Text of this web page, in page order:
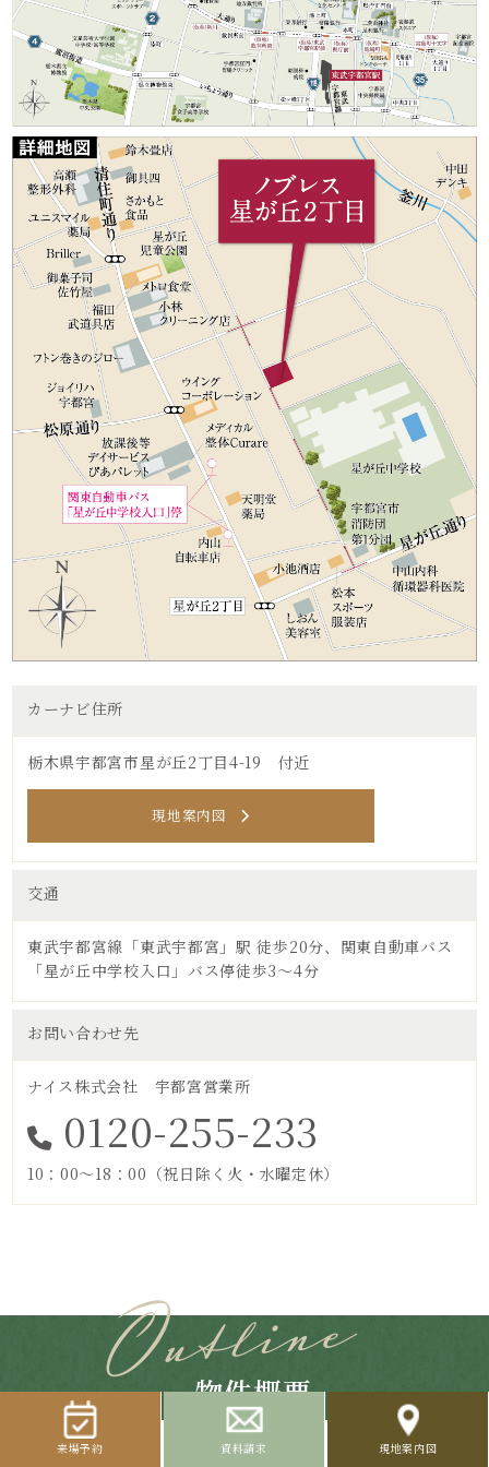
カーナビ住所
栃木県宇都宮市星が丘2丁目4-19 付近
現地案内図
交通
東武宇都宮線「東武宇都宮」駅 徒歩20分、関東自動車バス
「星が丘中学校入口」バス停徒歩3～4分
お問い合わせ先
ナイス株式会社 宇都宮営業所
0120-255-233
10：00～18：00（祝日除く火・水曜定休）
物件概要
来場予約 資料請求 現地案内図